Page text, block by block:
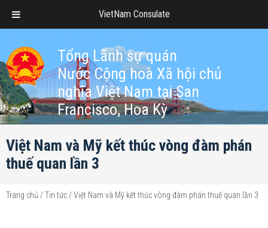
Tổng Lãnh sự quán
Nước Cộng hoà Xã hội chủ
nghĩa Việt Nam tại San
Francisco, Hoa Kỳ
Việt Nam và Mỹ kết thúc vòng đàm phán
thuế quan lần 3
Trang chủ /Tin tức /Việt Nam và Mỹ kết thúc vòng đàm phán thuế quan lần 3
VietNam Consulate